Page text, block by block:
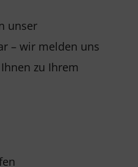
unser
– wir melden uns
zu Ihrem